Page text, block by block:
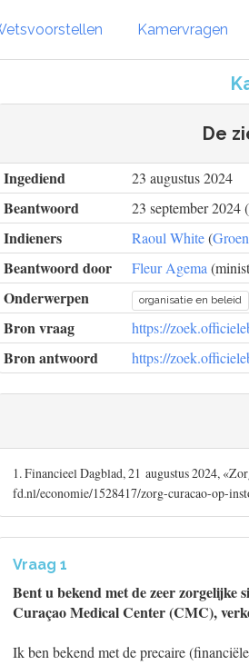
Kamervragen
De
Ingediend 23 augustus 2024
Beantwoord 23 september 2024
Indieners Raoul White(
Beantwoord door Fleur Agema
Onderwerpen organisatie en beleid
Bron vraag https://
Bron antwoord https://
1. Financieel Dagblad, 21 augustus 2024,
fd.nl/economie/1528417/zorg-curacao-op-
Vraag 1
Bent u bekend met de zeer zorgelijke
Curaçao Medical Center (CMC),
Ik ben bekend met de precaire